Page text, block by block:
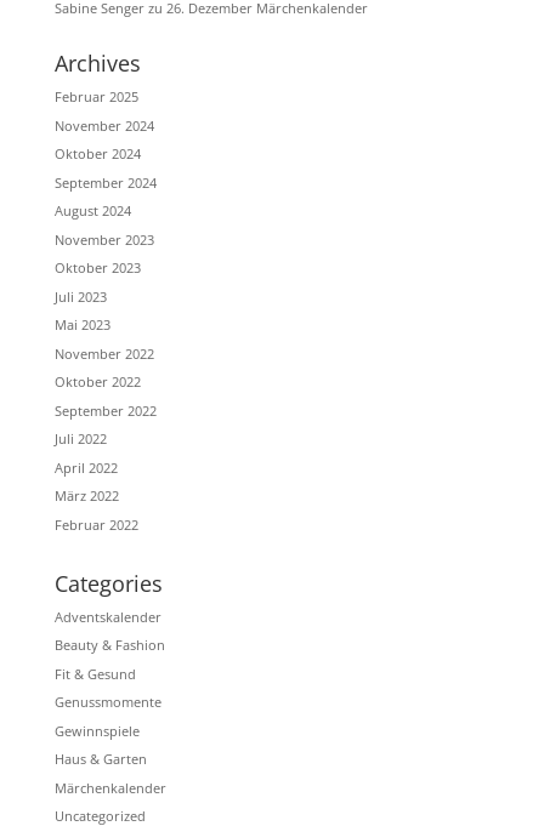
Sabine Sengerzu 26. Dezember Märchenkalender
Archives
Februar 2025
November 2024
Oktober 2024
September 2024
August 2024
November 2023
Oktober 2023
Juli 2023
Mai 2023
November 2022
Oktober 2022
September 2022
Juli 2022
April 2022
März 2022
Februar 2022
Categories
Adventskalender
Beauty & Fashion
Fit & Gesund
Genussmomente
Gewinnspiele
Haus & Garten
Märchenkalender
Uncategorized